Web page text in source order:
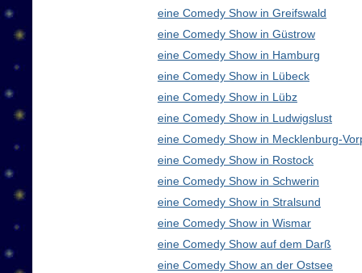
eine Comedy Show in Greifswald
eine Comedy Show in Güstrow
eine Comedy Show in Hamburg
eine Comedy Show in Lübeck
eine Comedy Show in Lübz
eine Comedy Show in Ludwigslust
eine Comedy Show in Mecklenburg-
eine Comedy Show in Rostock
eine Comedy Show in Schwerin
eine Comedy Show in Stralsund
eine Comedy Show in Wismar
eine Comedy Show auf dem Darß
eine Comedy Show an der Ostsee